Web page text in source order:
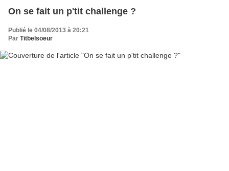
On se fait un p'tit challenge ?
Publié le 04/08/2013 à 20:21
Par Titbelsoeur